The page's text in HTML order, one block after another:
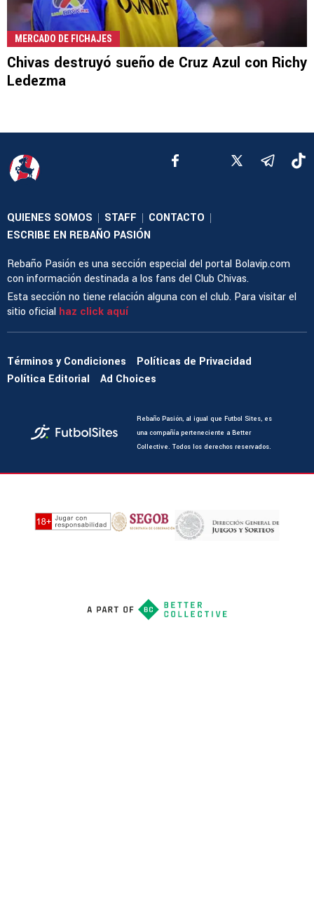
MERCADO DE FICHAJES
Chivas destruyó sueño de Cruz Azul con Richy
Ledezma
QUIENES SOMOS | STAFF | CONTACTO |
ESCRIBE EN REBAÑO PASIÓN
Rebaño Pasión es una sección especial del portal Bolavip.com
con información destinada a los fans del Club Chivas.
Esta sección no tiene relación alguna con el club. Para visitar el
sitio oficial haz click aquí
Términos y Condiciones
Políticas de Privacidad
Política Editorial
Ad Choices
Rebaño Pasión, al igual que Futbol Sites, es
una compañía perteneciente a Better
Collective. Todos los derechos reservados.